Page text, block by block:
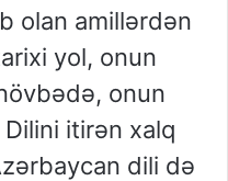
olan amillərdən
yol, onun
onun
itirən xalq
dili də